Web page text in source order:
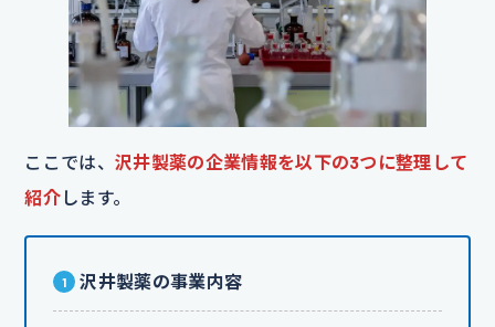
ここでは、 沢井製薬の企業情報を以下の3つに整理して
紹介 します。
沢井製薬の事業内容